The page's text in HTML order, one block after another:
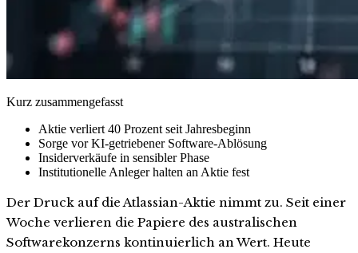
Kurz zusammengefasst
Aktie verliert 40 Prozent seit Jahresbeginn
Sorge vor KI-getriebener Software-Ablösung
Insiderverkäufe in sensibler Phase
Institutionelle Anleger halten an Aktie fest
Der Druck auf die Atlassian-Aktie nimmt zu. Seit einer
Woche verlieren die Papiere des australischen
Softwarekonzerns kontinuierlich an Wert. Heute